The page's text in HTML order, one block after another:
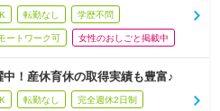
転勤なし 学歴不問
ートワーク可 女性のおしごと掲載中
！産休育休の取得実績も豊富♪
転勤なし 完全週休2日制